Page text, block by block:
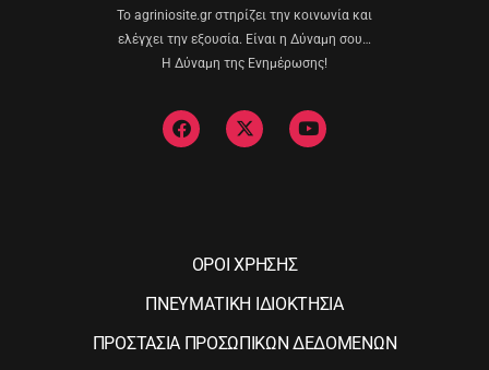
Το agriniosite.gr στηρίζει την κοινωνία και
ελέγχει την εξουσία. Είναι η Δύναμη σου…
Η Δύναμη της Ενημέρωσης!
ΟΡΟΙ ΧΡΗΣΗΣ
ΠΝΕΥΜΑΤΙΚΗ ΙΔΙΟΚΤΗΣΙΑ
ΠΡΟΣΤΑΣΙΑ ΠΡΟΣΩΠΙΚΩΝ ΔΕΔΟΜΕΝΩΝ